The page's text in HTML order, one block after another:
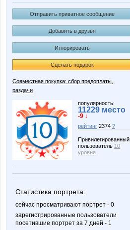
Отправить приватное сообщение
Добавить в друзья
Игнорировать
Сделать подарок
Совместная покупка: сбор предоплаты,
раздачи
популярность:
11229 место
-9 ↓
рейтинг 2374 ?
Привилегированный
пользователь 10
уровня
Статистика портрета:
сейчас просматривают портрет - 0
зарегистрированные пользователи
посетившие портрет за 7 дней - 1